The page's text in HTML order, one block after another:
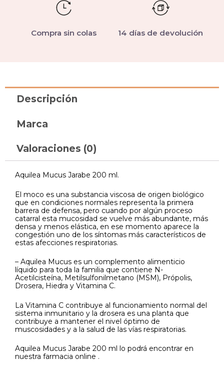
Compra sin colas 14 días de devolución
Descripción
Marca
Valoraciones (0)
Aquilea Mucus Jarabe 200 ml.
El moco es una substancia viscosa de origen biológico
que en condiciones normales representa la primera
barrera de defensa, pero cuando por algún proceso
catarral esta mucosidad se vuelve más abundante, más
densa y menos elástica, en ese momento aparece la
congestión uno de los síntomas más característicos de
estas afecciones respiratorias.
– Aquilea Mucus es un complemento alimenticio
líquido para toda la familia que contiene N-
Acetilcisteína, Metilsulfonilmetano (MSM), Própolis,
Drosera, Hiedra y Vitamina C.
La Vitamina C contribuye al funcionamiento normal del
sistema inmunitario y la drosera es una planta que
contribuye a mantener el nivel óptimo de
muscosidades y a la salud de las vías respiratorias.
Aquilea Mucus Jarabe 200 ml lo podrá encontrar en
nuestra farmacia online .